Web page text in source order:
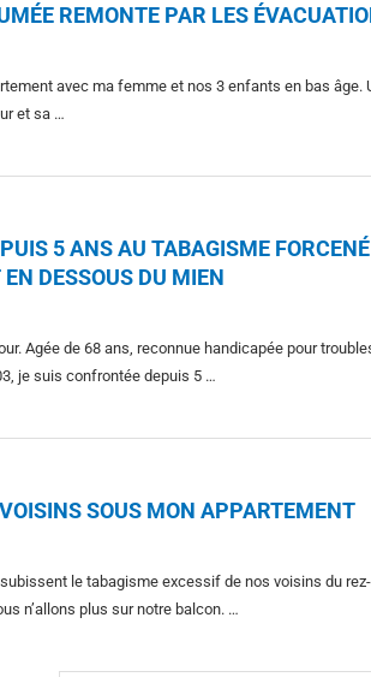
REMONTE PAR LES
avec ma femme et nos 3 enfants en bas
et sa …
5 ANS AU TABAGISME
DESSOUS DU MIEN
Agée de 68 ans, reconnue handicapée pour
je suis confrontée depuis 5 …
SOUS MON APPARTEMENT
le tabagisme excessif de nos voisins du
n’allons plus sur notre balcon. …